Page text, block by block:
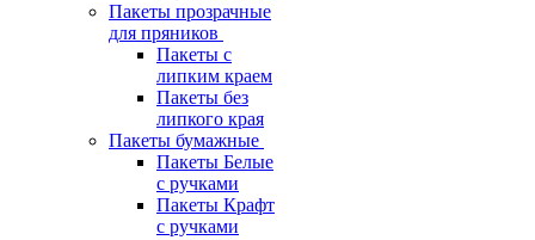
Пакеты прозрачные
для пряников
Пакеты с
липким краем
Пакеты без
липкого края
Пакеты бумажные
Пакеты Белые
с ручками
Пакеты Крафт
с ручками